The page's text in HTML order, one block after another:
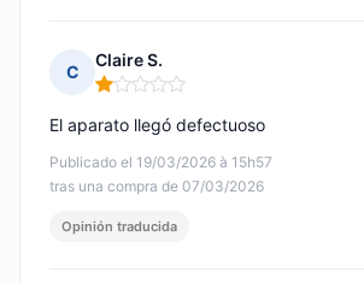
C
Claire S.
Nota: 1 de 5
Publicado el 19/03/2026 à 15h57
tras una compra de 07/03/2026
El aparato llegó defectuoso
Opinión traducida